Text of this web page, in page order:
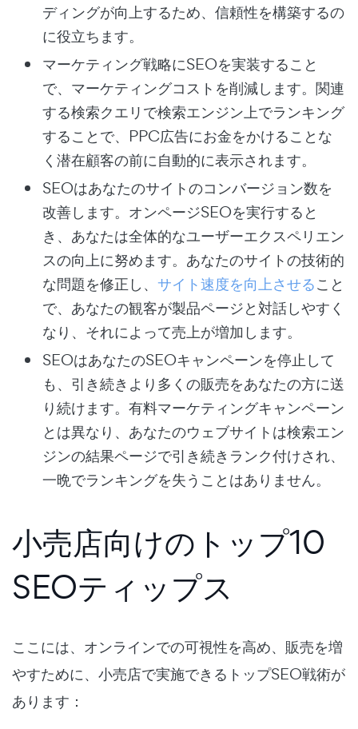
ディングが向上するため、信頼性を構築するの
に役立ちます。
マーケティング戦略にSEOを実装すること
で、マーケティングコストを削減します。関連
する検索クエリで検索エンジン上でランキング
することで、PPC広告にお金をかけることな
く潜在顧客の前に自動的に表示されます。
SEOはあなたのサイトのコンバージョン数を
改善します。オンページSEOを実行すると
き、あなたは全体的なユーザーエクスペリエン
スの向上に努めます。あなたのサイトの技術的
な問題を修正し、 サイト速度を向上させること
で、あなたの観客が製品ページと対話しやすく
なり、それによって売上が増加します。
SEOはあなたのSEOキャンペーンを停止して
も、引き続きより多くの販売をあなたの方に送
り続けます。有料マーケティングキャンペーン
とは異なり、あなたのウェブサイトは検索エン
ジンの結果ページで引き続きランク付けされ、
一晩でランキングを失うことはありません。
小売店向けのトップ10
SEOティップス
ここには、オンラインでの可視性を高め、販売を増
やすために、小売店で実施できるトップSEO戦術が
あります：